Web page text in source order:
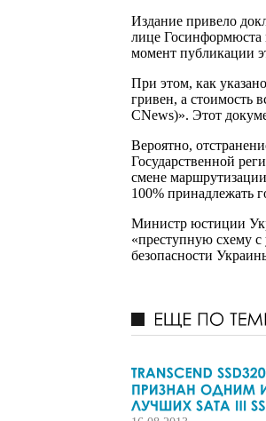
Издание привело
лице Госинформюста
момент публикации
При этом, как
гривен, а стоимость
CNews)». Этот
Вероятно,
Государственной
смене
100% принадлежать
Министр юстиции
«преступную схему
безопасности